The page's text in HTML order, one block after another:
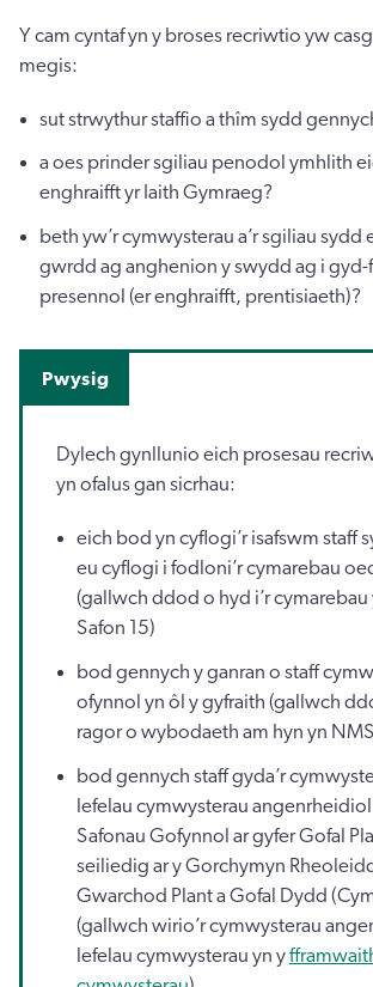
Y cam cyntaf yn y broses recriwtio yw
megis:
sut strwythur staffio a thîm sydd
a oes prinder sgiliau penodol ymhlith
enghraifft yr Iaith Gymraeg?
beth yw’r cymwysterau a’r sgiliau sydd
gwrdd ag anghenion y swydd ag i gyd-
presennol (er enghraifft, prentisiaeth)?
Pwysig
Dylech gynllunio eich prosesau
yn ofalus gan sicrhau:
eich bod yn cyflogi’r isafswm staff
eu cyflogi i fodloni’r cymarebau
(gallwch ddod o hyd i’r cymarebau
Safon 15)
bod gennych y ganran o staff
ofynnol yn ôl y gyfraith (gallwch
ragor o wybodaeth am hyn yn
bod gennych staff gyda’r
lefelau cymwysterau
Safonau Gofynnol ar gyfer Gofal
seiliedig ar y Gorchymyn
Gwarchod Plant a Gofal Dydd
(gallwch wirio’r cymwysterau
lefelau cymwysterau yn y